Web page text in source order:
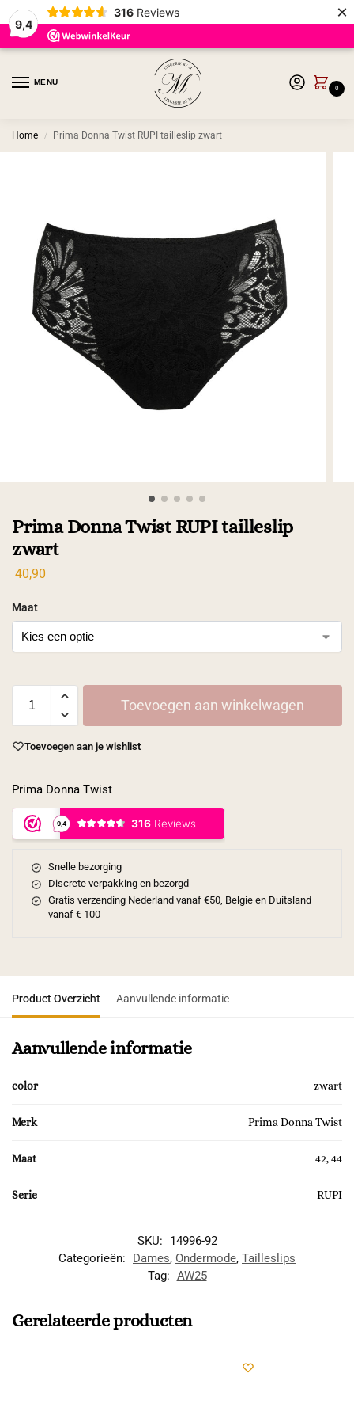
9,4
316 Reviews ×
MENU
0
Home / Prima Donna Twist RUPI tailleslip zwart
Prima Donna Twist RUPI tailleslip
zwart
40,90
Maat
Toevoegen aan winkelwagen
Toevoegen aan je wishlist
Prima Donna Twist
Snelle bezorging
Discrete verpakking en bezorgd
Gratis verzending Nederland vanaf €50, Belgie en Duitsland
vanaf € 100
Product Overzicht Aanvullende informatie
Aanvullende informatie
color zwart
Merk Prima Donna Twist
Maat 42, 44
Serie RUPI
SKU:
14996-92
Categorieën:
Dames, Ondermode, Tailleslips
Tag: AW25
Gerelateerde producten